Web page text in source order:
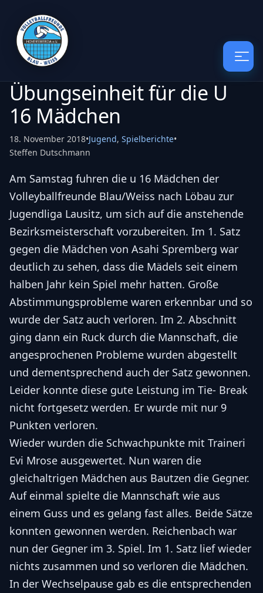
Übungseinheit für die U
16 Mädchen
18. November 2018•Jugend, Spielberichte•
Steffen Dutschmann
Am Samstag fuhren die u 16 Mädchen der
Volleyballfreunde Blau/Weiss nach Löbau zur
Jugendliga Lausitz, um sich auf die anstehende
Bezirksmeisterschaft vorzubereiten. Im 1. Satz
gegen die Mädchen von Asahi Spremberg war
deutlich zu sehen, dass die Mädels seit einem
halben Jahr kein Spiel mehr hatten. Große
Abstimmungsprobleme waren erkennbar und so
wurde der Satz auch verloren. Im 2. Abschnitt
ging dann ein Ruck durch die Mannschaft, die
angesprochenen Probleme wurden abgestellt
und dementsprechend auch der Satz gewonnen.
Leider konnte diese gute Leistung im Tie- Break
nicht fortgesetz werden. Er wurde mit nur 9
Punkten verloren.
Wieder wurden die Schwachpunkte mit Traineri
Evi Mrose ausgewertet. Nun waren die
gleichaltrigen Mädchen aus Bautzen die Gegner.
Auf einmal spielte die Mannschaft wie aus
einem Guss und es gelang fast alles. Beide Sätze
konnten gewonnen werden. Reichenbach war
nun der Gegner im 3. Spiel. Im 1. Satz lief wieder
nichts zusammen und so verloren die Mädchen.
In der Wechselpause gab es die entsprechenden